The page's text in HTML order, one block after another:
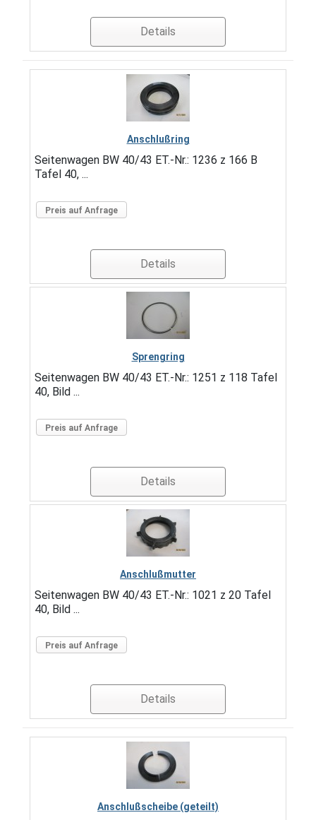
Details
Anschlußring
Seitenwagen BW 40/43 ET.-Nr.: 1236 z 166 B
Tafel 40, ...
Preis auf Anfrage
Details
Sprengring
Seitenwagen BW 40/43 ET.-Nr.: 1251 z 118 Tafel
40, Bild ...
Preis auf Anfrage
Details
Anschlußmutter
Seitenwagen BW 40/43 ET.-Nr.: 1021 z 20 Tafel
40, Bild ...
Preis auf Anfrage
Details
Anschlußscheibe (geteilt)